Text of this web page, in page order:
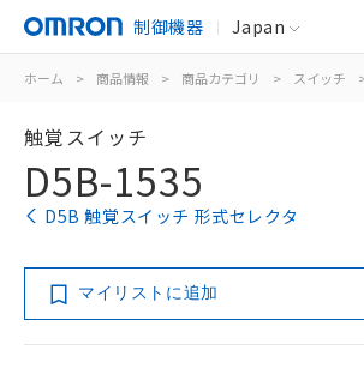
制御機器 Japan
ホーム > 商品情報 > 商品カテゴリ > スイッチ
触覚スイッチ
D5B-1535
D5B 触覚スイッチ 形式セレクタ
マイリストに追加